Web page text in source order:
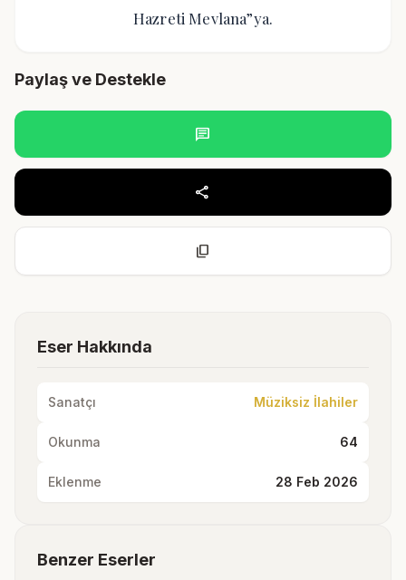
Hazreti Mevlana”ya.
Paylaş ve Destekle
chat
share
content_copy
Eser Hakkında
Sanatçı Müziksiz İlahiler
Okunma 64
Eklenme 28 Feb 2026
Benzer Eserler